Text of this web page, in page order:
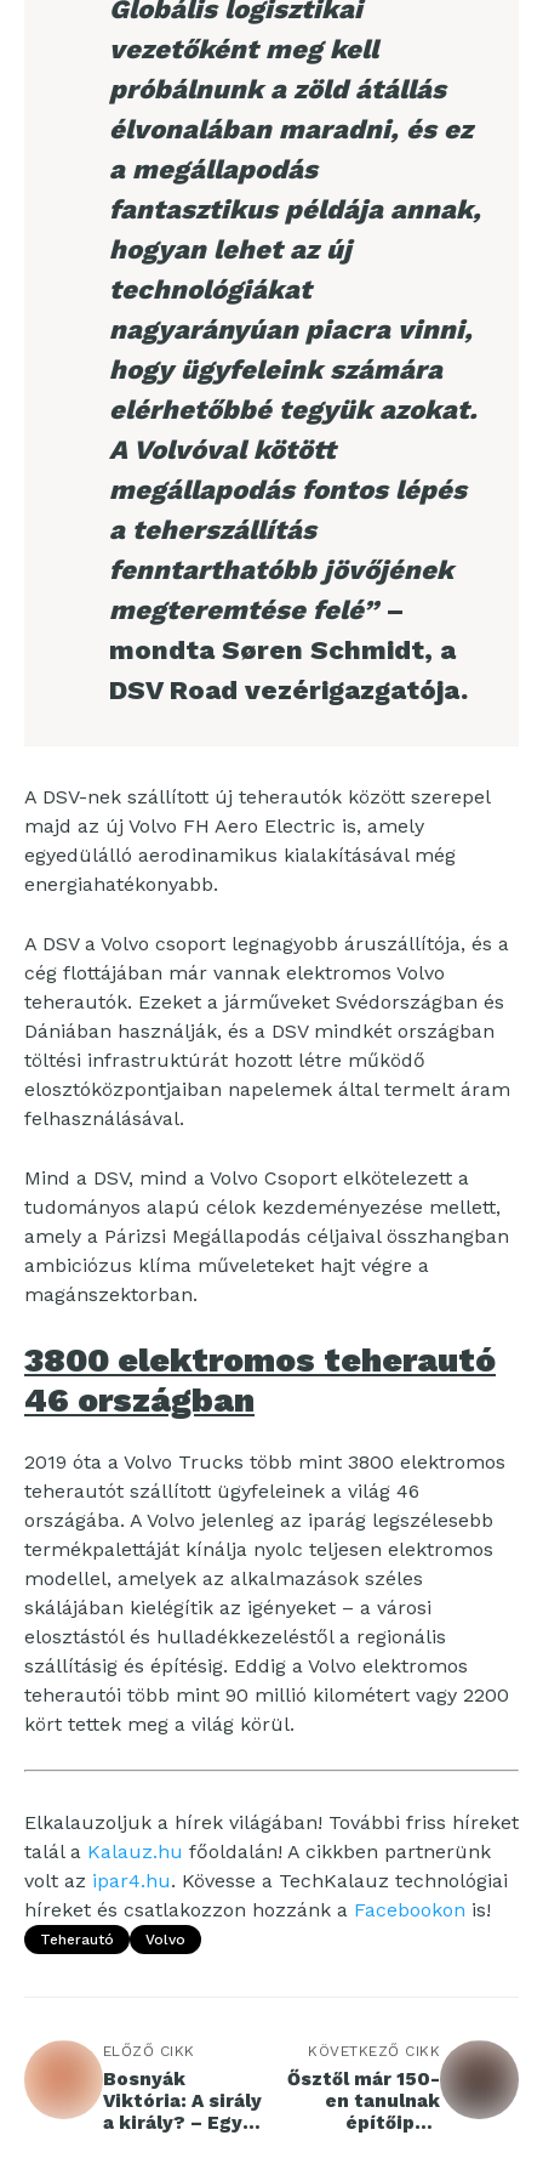
Globális logisztikai
vezetőként meg kell
próbálnunk a zöld átállás
élvonalában maradni, és ez
a megállapodás
fantasztikus példája annak,
hogyan lehet az új
technológiákat
nagyarányúan piacra vinni,
hogy ügyfeleink számára
elérhetőbbé tegyük azokat.
A Volvóval kötött
megállapodás fontos lépés
a teherszállítás
fenntarthatóbb jövőjének
megteremtése felé”–
mondta Søren Schmidt, a
DSV Road vezérigazgatója.
A DSV-nek szállított új teherautók között szerepel
majd az új Volvo FH Aero Electric is, amely
egyedülálló aerodinamikus kialakításával még
energiahatékonyabb.
A DSV a Volvo csoport legnagyobb áruszállítója, és a
cég flottájában már vannak elektromos Volvo
teherautók. Ezeket a járműveket Svédországban és
Dániában használják, és a DSV mindkét országban
töltési infrastruktúrát hozott létre működő
elosztóközpontjaiban napelemek által termelt áram
felhasználásával.
Mind a DSV, mind a Volvo Csoport elkötelezett a
tudományos alapú célok kezdeményezése mellett,
amely a Párizsi Megállapodás céljaival összhangban
ambiciózus klíma műveleteket hajt végre a
magánszektorban.
3800 elektromos teherautó
46 országban
2019 óta a Volvo Trucks több mint 3800 elektromos
teherautót szállított ügyfeleinek a világ 46
országába. A Volvo jelenleg az iparág legszélesebb
termékpalettáját kínálja nyolc teljesen elektromos
modellel, amelyek az alkalmazások széles
skálájában kielégítik az igényeket – a városi
elosztástól és hulladékkezeléstől a regionális
szállításig és építésig. Eddig a Volvo elektromos
teherautói több mint 90 millió kilométert vagy 2200
kört tettek meg a világ körül.
Elkalauzoljuk a hírek világában! További friss híreket
talál a Kalauz.hu főoldalán! A cikkben partnerünk
volt az ipar4.hu. Kövesse a TechKalauz technológiai
híreket és csatlakozzon hozzánk a Facebookon is!
Teherautó Volvo
ELŐZŐ CIKK
Bosnyák
Viktória: A sirály
a király? – Egy
KÖVETKEZŐ CIKK
Ősztől már 150-
en tanulnak
építőipari